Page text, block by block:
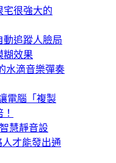
宅很強大的
動追蹤人臉局
糊效果
水滴音樂彈奏
電腦「複製
慧靜音設
才能發出通